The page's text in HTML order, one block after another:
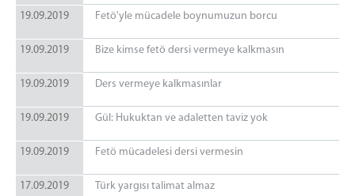
19.09.2019 Fetö'yle mücadele boynumuzun borcu
19.09.2019 Bize kimse fetö dersi vermeye kalkmasın
19.09.2019 Ders vermeye kalkmasınlar
19.09.2019 Gül: Hukuktan ve adaletten taviz yok
19.09.2019 Fetö mücadelesi dersi vermesin
17.09.2019 Türk yargısı talimat almaz